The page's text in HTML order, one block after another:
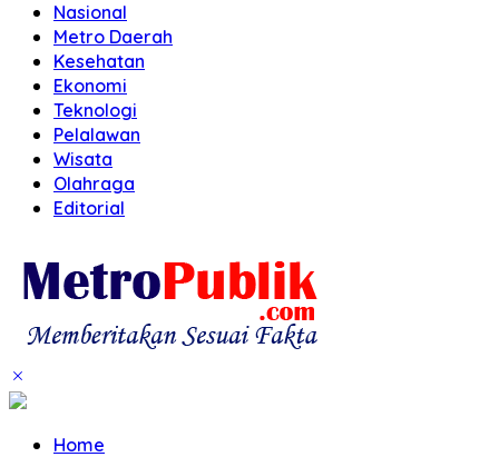
Nasional
Metro Daerah
Kesehatan
Ekonomi
Teknologi
Pelalawan
Wisata
Olahraga
Editorial
Home